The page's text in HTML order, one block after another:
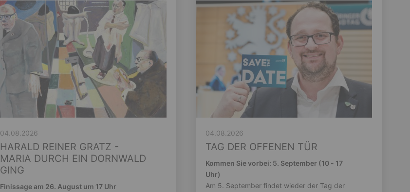
04.08.2026
HARALD REINER GRATZ -
MARIA DURCH EIN DORNWALD
GING
Finissage am 26. August um 17 Uhr
04.08.2026
TAG DER OFFENEN TÜR
Kommen Sie vorbei: 5. September (10 - 17
Uhr)
Am 5. September findet wieder der Tag der